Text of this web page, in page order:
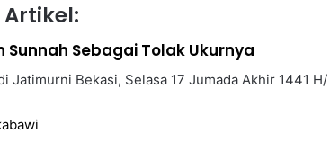
Sunnah Sebagai Tolak Ukurnya
Jatimurni Bekasi, Selasa 17 Jumada Akhir 1441 H/